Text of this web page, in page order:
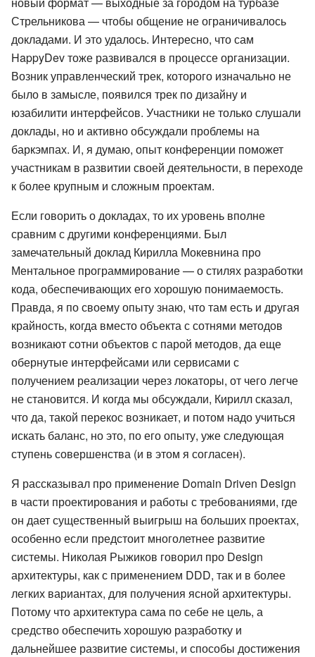
Стрельникова — чтобы общение не ограничивалось
докладами. И это удалось. Интересно, что сам
HappyDev тоже развивался в процессе организации.
Возник управленческий трек, которого изначально не
было в замысле, появился трек по дизайну и
юзабилити интерфейсов. Участники не только слушали
доклады, но и активно обсуждали проблемы на
баркэмпах. И, я думаю, опыт конференции поможет
участникам в развитии своей деятельности, в переходе
к более крупным и сложным проектам.
Если говорить о докладах, то их уровень вполне
сравним с другими конференциями. Был
замечательный доклад Кирилла Мокевнина про
Ментальное программирование — о стилях разработки
кода, обеспечивающих его хорошую понимаемость.
Правда, я по своему опыту знаю, что там есть и другая
крайность, когда вместо объекта с сотнями методов
возникают сотни объектов с парой методов, да еще
обернутые интерфейсами или сервисами с
получением реализации через локаторы, от чего легче
не становится. И когда мы обсуждали, Кирилл сказал,
что да, такой перекос возникает, и потом надо учиться
искать баланс, но это, по его опыту, уже следующая
ступень совершенства (и в этом я согласен).
Я рассказывал про применение Domain Driven Design
в части проектирования и работы с требованиями, где
он дает существенный выигрыш на больших проектах,
особенно если предстоит многолетнее развитие
системы. Николая Рыжиков говорил про Design
архитектуры, как с применением DDD, так и в более
легких вариантах, для получения ясной архитектуры.
Потому что архитектура сама по себе не цель, а
средство обеспечить хорошую разработку и
дальнейшее развитие системы, и способы достижения